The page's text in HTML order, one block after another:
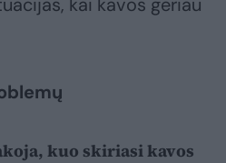
kuo skiriasi kavos